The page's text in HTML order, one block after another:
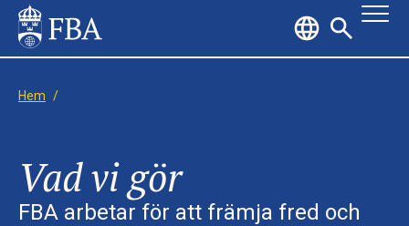
Hem /
Vad vi gör
FBA arbetar för att främja fred och